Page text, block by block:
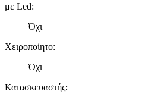
με Led:
Όχι
Χειροποίητο:
Όχι
Κατασκευαστής: